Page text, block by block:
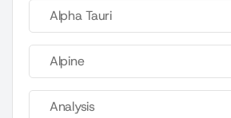
Alpha Tauri
Alpine
Analysis